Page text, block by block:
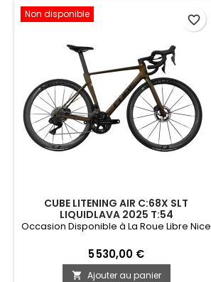
Non disponible
CUBE LITENING AIR C:68X SLT
LIQUIDLAVA 2025 T:54
Occasion Disponible à La Roue Libre Nice
5 530,00 €
 Ajouter au panier
favorite_border